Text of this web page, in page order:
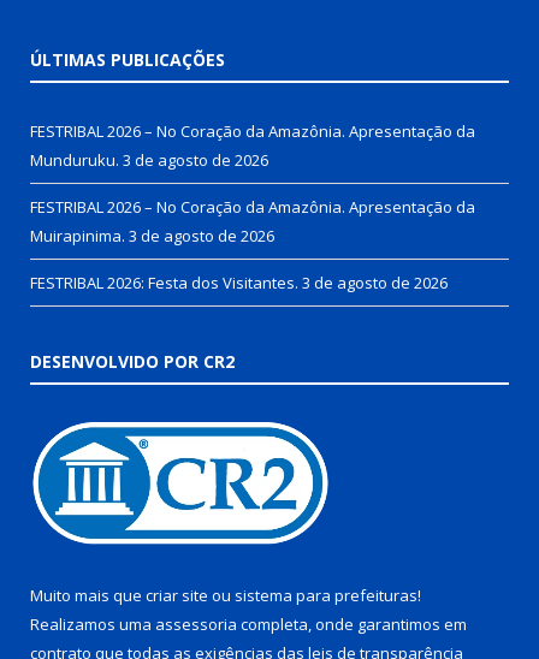
ÚLTIMAS PUBLICAÇÕES
FESTRIBAL 2026 – No Coração da Amazônia. Apresentação da
Munduruku. 3 de agosto de 2026
FESTRIBAL 2026 – No Coração da Amazônia. Apresentação da
Muirapinima. 3 de agosto de 2026
FESTRIBAL 2026: Festa dos Visitantes. 3 de agosto de 2026
DESENVOLVIDO POR CR2
Muito mais que criar site ou sistema para prefeituras!
Realizamos uma assessoria completa, onde garantimos em
contrato que todas as exigências das leis de transparência